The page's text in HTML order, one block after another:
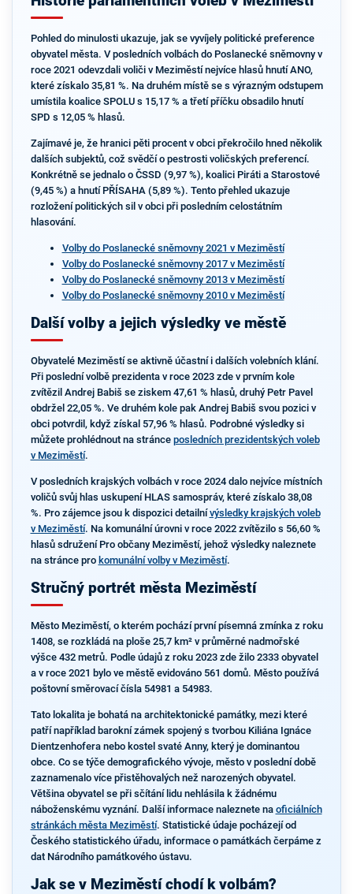
Pohled do minulosti ukazuje, jak se vyvíjely politické preference
obyvatel města. V posledních volbách do Poslanecké sněmovny v
roce 2021 odevzdali voliči v Meziměstí nejvíce hlasů hnutí ANO,
které získalo 35,81 %. Na druhém místě se s výrazným odstupem
umístila koalice SPOLU s 15,17 % a třetí příčku obsadilo hnutí
SPD s 12,05 % hlasů.
Zajímavé je, že hranici pěti procent v obci překročilo hned několik
dalších subjektů, což svědčí o pestrosti voličských preferencí.
Konkrétně se jednalo o ČSSD (9,97 %), koalici Piráti a Starostové
(9,45 %) a hnutí PŘÍSAHA (5,89 %). Tento přehled ukazuje
rozložení politických sil v obci při posledním celostátním
hlasování.
Volby do Poslanecké sněmovny 2021 v Meziměstí
Volby do Poslanecké sněmovny 2017 v Meziměstí
Volby do Poslanecké sněmovny 2013 v Meziměstí
Volby do Poslanecké sněmovny 2010 v Meziměstí
Další volby a jejich výsledky ve městě
Obyvatelé Meziměstí se aktivně účastní i dalších volebních klání.
Při poslední volbě prezidenta v roce 2023 zde v prvním kole
zvítězil Andrej Babiš se ziskem 47,61 % hlasů, druhý Petr Pavel
obdržel 22,05 %. Ve druhém kole pak Andrej Babiš svou pozici v
obci potvrdil, když získal 57,96 % hlasů. Podrobné výsledky si
můžete prohlédnout na stránce posledních prezidentských voleb
v Meziměstí.
V posledních krajských volbách v roce 2024 dalo nejvíce místních
voličů svůj hlas uskupení HLAS samospráv, které získalo 38,08
%. Pro zájemce jsou k dispozici detailnívýsledky krajských voleb
v Meziměstí. Na komunální úrovni v roce 2022 zvítězilo s 56,60 %
hlasů sdružení Pro občany Meziměstí, jehož výsledky naleznete
na stránce pro komunální volby v Meziměstí.
Stručný portrét města Meziměstí
Město Meziměstí, o kterém pochází první písemná zmínka z roku
1408, se rozkládá na ploše 25,7 km² v průměrné nadmořské
výšce 432 metrů. Podle údajů z roku 2023 zde žilo 2333 obyvatel
a v roce 2021 bylo ve městě evidováno 561 domů. Město používá
poštovní směrovací čísla 54981 a 54983.
Tato lokalita je bohatá na architektonické památky, mezi které
patří například barokní zámek spojený s tvorbou Kiliána Ignáce
Dientzenhofera nebo kostel svaté Anny, který je dominantou
obce. Co se týče demografického vývoje, město v poslední době
zaznamenalo více přistěhovalých než narozených obyvatel.
Většina obyvatel se při sčítání lidu nehlásila k žádnému
náboženskému vyznání. Další informace naleznete na oficiálních
stránkách města Meziměstí. Statistické údaje pocházejí od
Českého statistického úřadu, informace o památkách čerpáme z
dat Národního památkového ústavu.
Jak se v Meziměstí chodí k volbám?